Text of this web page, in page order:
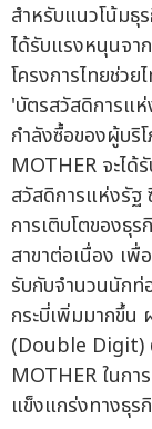
สำหรับแนวโน้มธุ
ได้รับแรงหนุนจา
โครงการไทยช่ว
'บัตรสวัสดิการแห่
กำลังซื้อของผู้บริ
MOTHER จะได้
สวัสดิการแห่งรัฐ
การเติบโตของธุ
สาขาต่อเนื่อง เ
รับกับจำนวนนักท่
กระบี่เพิ่มมากขึ้น
(Double Digit)
MOTHER ในกา
แข็งแกร่งทางธุร